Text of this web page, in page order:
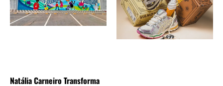
Natália Carneiro Transforma